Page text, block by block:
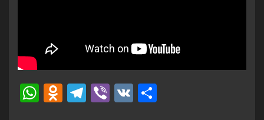
WhatsApp
Odnoklassniki
Telegram
Viber
VK